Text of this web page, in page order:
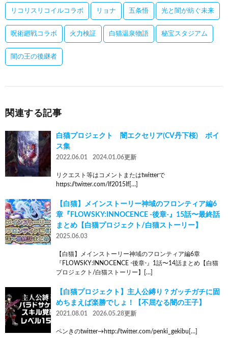
リコリスリコイルコラボ リョナ 五条悟 光と闇が紡ぐ未来
呪術廻戦コラボ 火力検証 白猫温泉物語 秘宝スタジアム
闇の王の後継者
関連する記事
白猫プロジェクト 闇エクセリア(CV丹下桜) ボイ
ス集
2022.06.01 2024.01.06更新
リクエスト等はコメントまたはtwitterで
https://twitter.com/If2015If[…]
【白猫】メインストーリー神域のフロンティア編6
章『FLOWSKY:INNOCENCE -後章-』15話〜最終話
まとめ【白猫プロジェクト/白猫ストーリー】
2025.06.03
【白猫】メインストーリー神域のフロンティア編6章
『FLOWSKY:INNOCENCE -後章-』1話〜14話まとめ【白猫
プロジェクト/白猫ストーリー】[…]
【白猫プロジェクト】主人公縛り？ガッチガチに固
めちまえば楽勝でしょ！【不屈なる闇の王子】
2021.08.01 2026.05.28更新
ペンきのtwitter→http://twitter.com/penki_gekibu[…]